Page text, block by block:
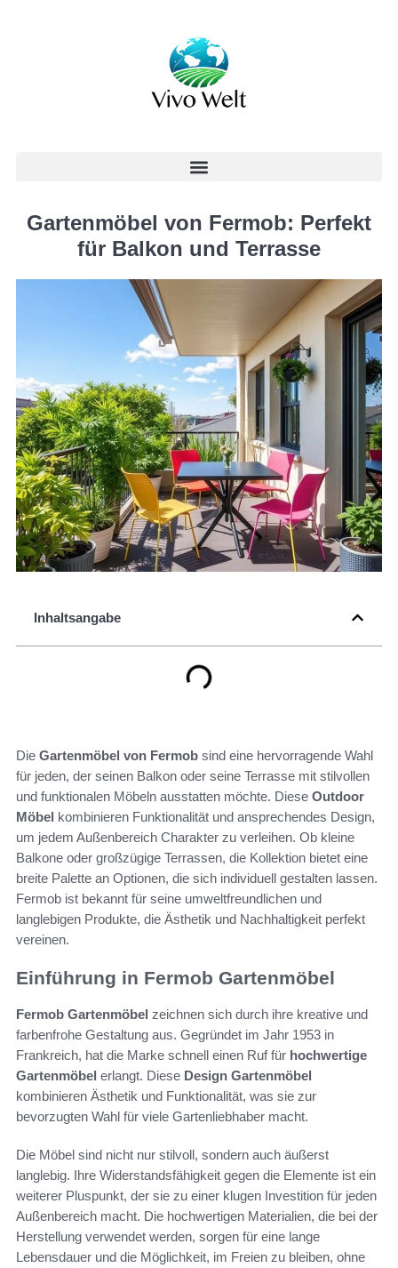
Gartenmöbel von Fermob: Perfekt
für Balkon und Terrasse
Inhaltsangabe
Die Gartenmöbel von Fermob sind eine hervorragende Wahl
für jeden, der seinen Balkon oder seine Terrasse mit stilvollen
und funktionalen Möbeln ausstatten möchte. Diese Outdoor
Möbel kombinieren Funktionalität und ansprechendes Design,
um jedem Außenbereich Charakter zu verleihen. Ob kleine
Balkone oder großzügige Terrassen, die Kollektion bietet eine
breite Palette an Optionen, die sich individuell gestalten lassen.
Fermob ist bekannt für seine umweltfreundlichen und
langlebigen Produkte, die Ästhetik und Nachhaltigkeit perfekt
vereinen.
Einführung in Fermob Gartenmöbel
Fermob Gartenmöbel zeichnen sich durch ihre kreative und
farbenfrohe Gestaltung aus. Gegründet im Jahr 1953 in
Frankreich, hat die Marke schnell einen Ruf für hochwertige
Gartenmöbel erlangt. Diese Design Gartenmöbel
kombinieren Ästhetik und Funktionalität, was sie zur
bevorzugten Wahl für viele Gartenliebhaber macht.
Die Möbel sind nicht nur stilvoll, sondern auch äußerst
langlebig. Ihre Widerstandsfähigkeit gegen die Elemente ist ein
weiterer Pluspunkt, der sie zu einer klugen Investition für jeden
Außenbereich macht. Die hochwertigen Materialien, die bei der
Herstellung verwendet werden, sorgen für eine lange
Lebensdauer und die Möglichkeit, im Freien zu bleiben, ohne